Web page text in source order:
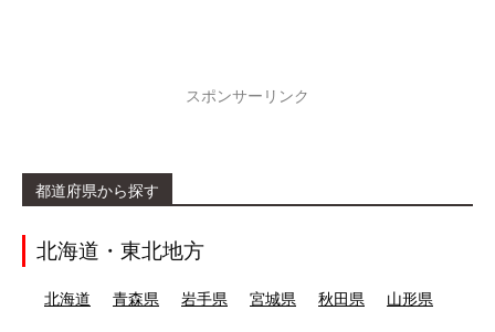
スポンサーリンク
都道府県から探す
北海道・東北地方
北海道 青森県 岩手県 宮城県 秋田県 山形県